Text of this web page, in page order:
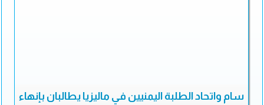
سام واتحاد الطلبة اليمنيين في ماليزيا يطالبان بإنهاء